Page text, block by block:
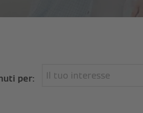
per: Il tuo interesse